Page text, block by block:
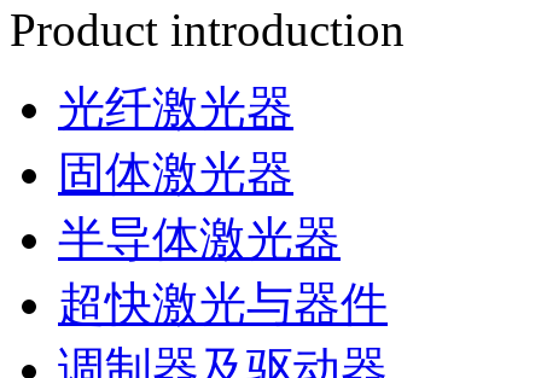
Product introduction
光纤激光器
固体激光器
半导体激光器
超快激光与器件